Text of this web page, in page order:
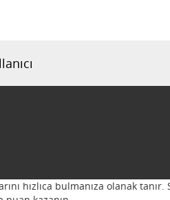
hızlıca bulmanıza olanak